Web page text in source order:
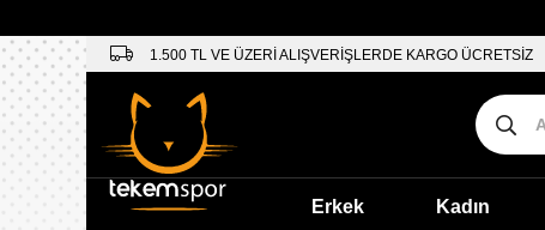
1.500 TL VE ÜZERİ ALIŞVERİŞLERDE KARGO ÜCRETSİZ
Erkek Kadın